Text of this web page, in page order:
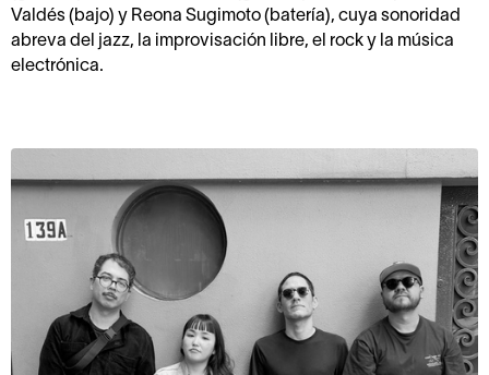
Valdés (bajo) y Reona Sugimoto (batería), cuya sonoridad
abreva del jazz, la improvisación libre, el rock y la música
electrónica.